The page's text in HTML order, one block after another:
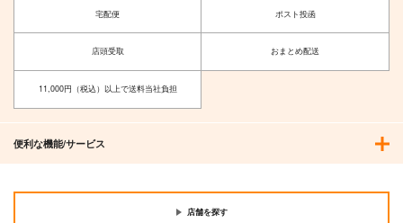
宅配便 ポスト投函
店頭受取 おまとめ配送
11,000円（税込）以上で送料当社負担
便利な機能/サービス
店舗を探す